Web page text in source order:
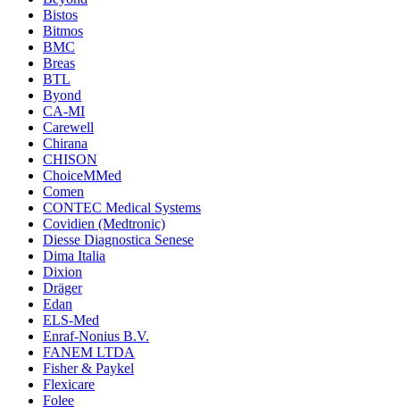
Bistos
Bitmos
BMC
Breas
BTL
Byond
CA-MI
Carewell
Chirana
CHISON
ChoiceMMed
Comen
CONTEC Medical Systems
Covidien (Medtronic)
Diesse Diagnostica Senese
Dima Italia
Dixion
Dräger
Edan
ELS-Med
Enraf-Nonius B.V.
FANEM LTDA
Fisher & Paykel
Flexicare
Folee